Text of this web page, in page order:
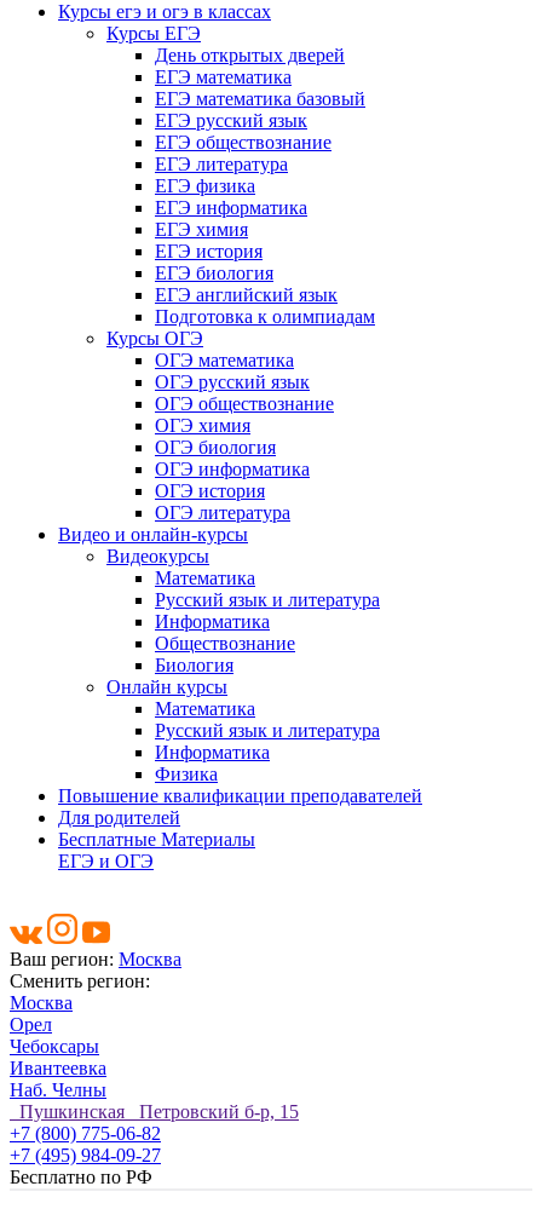
Курсы егэ и огэ в классах
Курсы ЕГЭ
День открытых дверей
ЕГЭ математика
ЕГЭ математика базовый
ЕГЭ русский язык
ЕГЭ обществознание
ЕГЭ литература
ЕГЭ физика
ЕГЭ информатика
ЕГЭ химия
ЕГЭ история
ЕГЭ биология
ЕГЭ английский язык
Подготовка к олимпиадам
Курсы ОГЭ
ОГЭ математика
ОГЭ русский язык
ОГЭ обществознание
ОГЭ химия
ОГЭ биология
ОГЭ информатика
ОГЭ история
ОГЭ литература
Видео и онлайн-курсы
Видеокурсы
Математика
Русский язык и литература
Информатика
Обществознание
Биология
Онлайн курсы
Математика
Русский язык и литература
Информатика
Физика
Повышение квалификации преподавателей
Для родителей
Бесплатные Материалы
ЕГЭ и ОГЭ
Ваш регион: Москва
Сменить регион:
Москва
Орел
Чебоксары
Ивантеевка
Наб. Челны
Пушкинская Петровский б-р, 15
+7 (800) 775-06-82
+7 (495) 984-09-27
Бесплатно по РФ